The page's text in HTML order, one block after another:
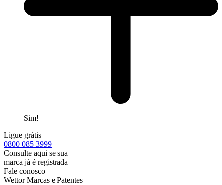
Sim!
Ligue grátis
0800 085 3999
Consulte aqui se sua
marca já é registrada
Fale conosco
Wettor Marcas e Patentes